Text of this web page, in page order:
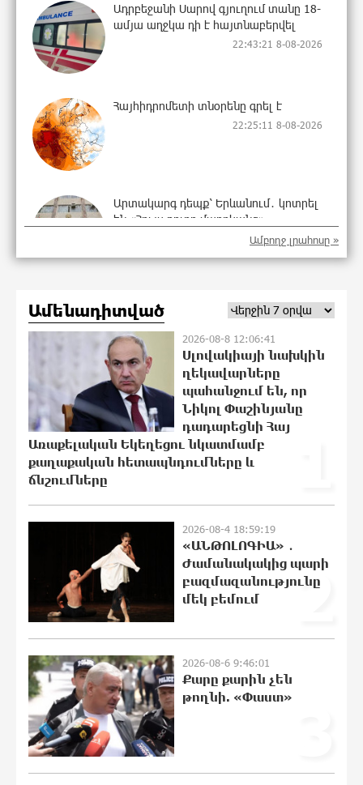
Ադրբեջանի Սարով գյուղում տանը 18-
ամյա աղջկա դի է հայտնաբերվել
22:43:21 8-08-2026
Հայհիդրոմետի տնօրենը գրել է
22:25:11 8-08-2026
Արտակարգ դեպք՝ Երևանում․ կոտրել
են «Հույս բոլոր մարդկանց»
հիմնադրամի շենքի պատուհաններն
Ալիևն ու Թրամփը հեռախոսազրույց
են ունեցել
21:48:41 8-08-2026
«Ինտեր»-ը հաղթեց «Յուվենտուս»-ին
21:29:45 8-08-2026
Քրեական վարույթի շրջանակում
անձի անձնական և ընտանեկան
կյանքին առնչվող տվյալների
անհարկի հրապարակումն
անթույլատրելի է. ՄԻՊ
21:10:46 8-08-2026
Զելենսկին ու Վուչիչը քննարկել են
համագործակցությունն ընդլայնելու
հնարավորությունները
20:51:38 8-08-2026
Հրդեհի ահազանգ Սայաթ-Նովա
պողոտայում. շենքից տարհանվել է 5
բնակիչ
20:33:21 8-08-2026
Ամբողջ լրահոսը »
Ամենադիտված
2026-08-8 12:06:41
Սլովակիայի նախկին
ղեկավարները
պահանջում են, որ
Նիկոլ Փաշինյանը
դադարեցնի Հայ
Առաքելական Եկեղեցու նկատմամբ
քաղաքական հետապնդումները և
ճնշումները
2
2026-08-4 18:59:19
«ԱՆԹՈԼՈԳԻԱ» ․
Ժամանակակից պարի
բազմազանությունը
մեկ բեմում
2026-08-6 9:46:01
Քարը քարին չեն
թողնի. «Փաստ»